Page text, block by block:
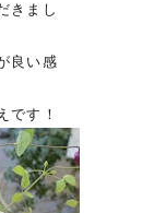
きまし
良い感
です！